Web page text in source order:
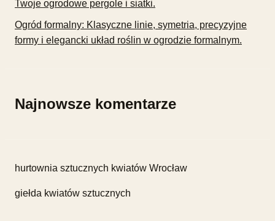
Twoje ogrodowe pergole i siatki.
Ogród formalny: Klasyczne linie, symetria, precyzyjne
formy i elegancki układ roślin w ogrodzie formalnym.
Najnowsze komentarze
hurtownia sztucznych kwiatów Wrocław
giełda kwiatów sztucznych